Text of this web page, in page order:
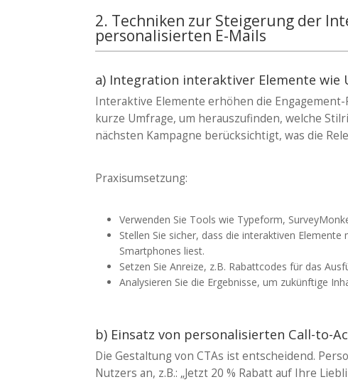
2. Techniken zur Steigerung der
personalisierten E-Mails
a) Integration interaktiver Elemente
Interaktive Elemente erhöhen die
kurze Umfrage, um herauszufinden, welche
nächsten Kampagne berücksichtigt, was die
Praxisumsetzung:
Verwenden Sie Tools wie Typeform,
Stellen Sie sicher, dass die interaktiven
Smartphones liest.
Setzen Sie Anreize, z.B. Rabattcodes für das
Analysieren Sie die Ergebnisse, um zukünftige
b) Einsatz von personalisierten Call-to-
Die Gestaltung von CTAs ist entscheidend.
Nutzers an, z.B.: „Jetzt 20 % Rabatt auf Ihre